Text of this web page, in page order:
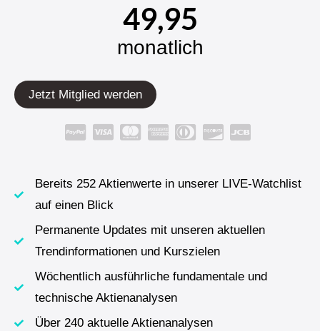
49,95
monatlich
Jetzt Mitglied werden
Bereits 252 Aktienwerte in unserer LIVE-Watchlist
auf einen Blick
Permanente Updates mit unseren aktuellen
Trendinformationen und Kurszielen
Wöchentlich ausführliche fundamentale und
technische Aktienanalysen
Über 240 aktuelle Aktienanalysen